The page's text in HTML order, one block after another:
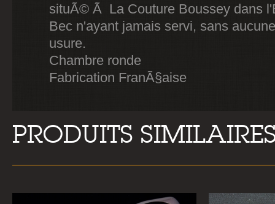
situÃ© Ã La Couture Boussey dans
Bec n'ayant jamais servi, sans
usure.
Chambre ronde
Fabrication FranÃ§aise
PRODUITS